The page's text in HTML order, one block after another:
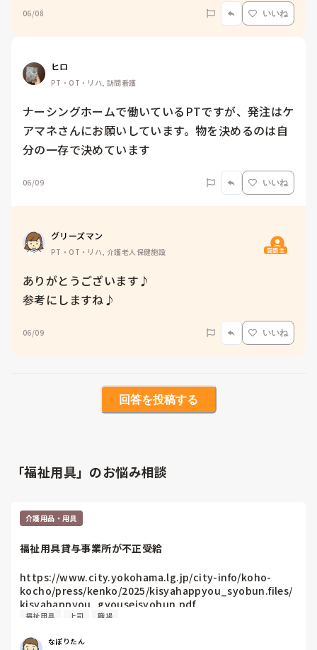
06/08 いいね
ヒロ
PT・OT・リハ, 訪問看護
ナーシングホームで働いているPTですが、発注はケ
アマネさんにお願いしています。物を決めるのは自
分の一存で決めています
06/09 いいね
グリーズマン
PT・OT・リハ, 介護老人保健施設 質問主
ありがとうございます♪
参考にしますね♪
06/09 いいね
回答を投稿する
「福祉用具」のお悩み相談
介護用品・用具
福祉用具貸与事業所が不正受給
https://www.city.yokohama.lg.jp/city-info/koho-
kocho/press/kenko/2025/kisyahappyou_syobun.files/
kisyahappyou_gyouseisyobun.pdf
福祉用具 上司 職場
なぽりたん